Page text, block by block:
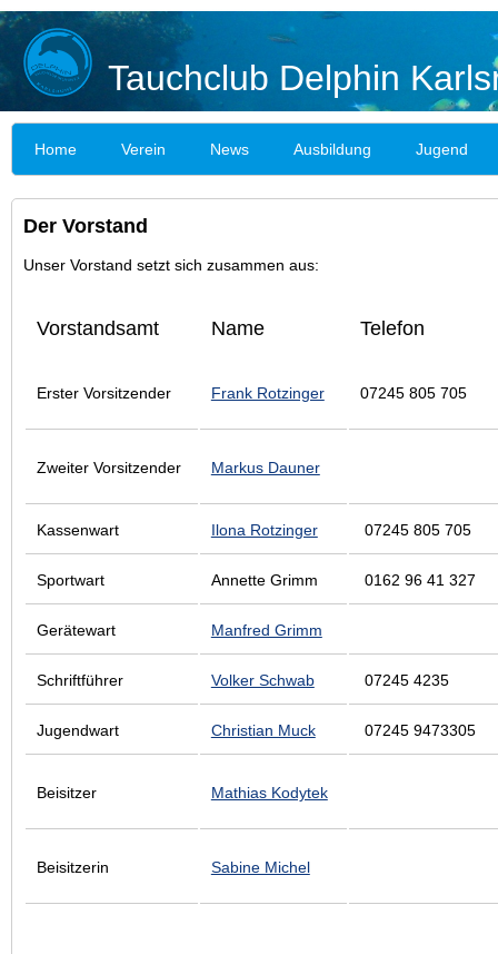
Tauchclub Delphin
Home Verein News Ausbildung Jugend
Der Vorstand
Unser Vorstand setzt sich zusammen aus:
Vorstandsamt Name Telefon
Erster Vorsitzender Frank Rotzinger 07245 805 705
Zweiter Vorsitzender Markus Dauner
Kassenwart Ilona Rotzinger 07245 805 705
Sportwart Annette Grimm 0162 96 41 327
Gerätewart Manfred Grimm
Schriftführer Volker Schwab 07245 4235
Jugendwart Christian Muck 07245 9473305
Beisitzer Mathias Kodytek
Beisitzerin Sabine Michel